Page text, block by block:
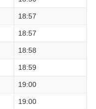
18:57
18:57
18:58
18:59
19:00
19:00